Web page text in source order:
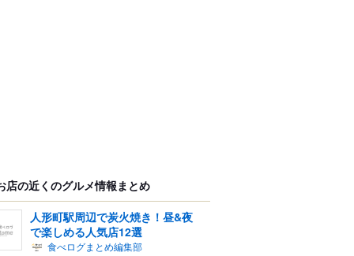
店の近くのグルメ情報まとめ
人形町駅周辺で炭火焼き！昼&夜
で楽しめる人気店12選
食べログまとめ編集部